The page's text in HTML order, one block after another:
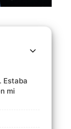
Estaba
mi